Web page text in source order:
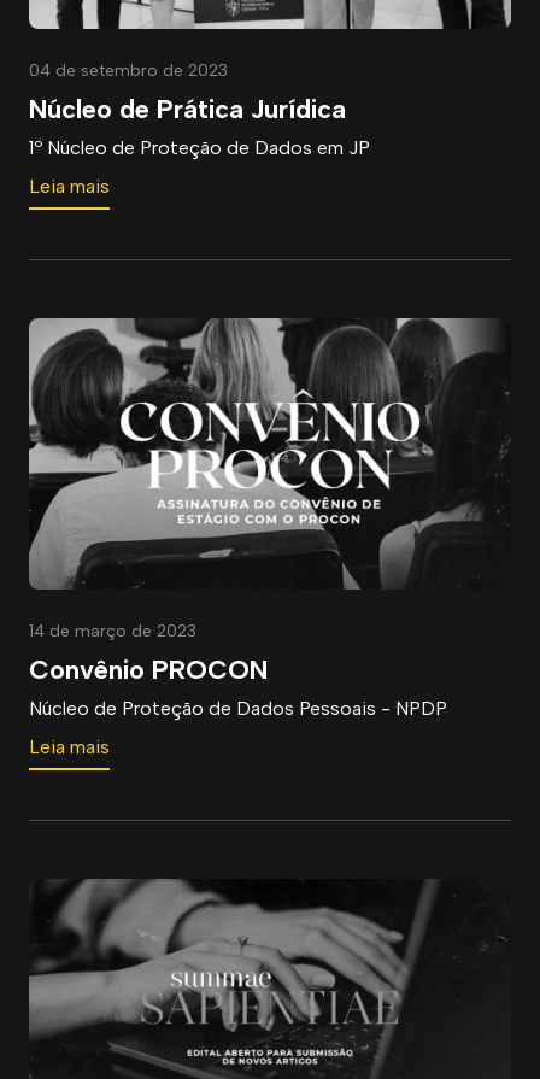
04 de setembro de 2023
Núcleo de Prática Jurídica
1º Núcleo de Proteção de Dados em JP
Leia mais
14 de março de 2023
Convênio PROCON
Núcleo de Proteção de Dados Pessoais - NPDP
Leia mais